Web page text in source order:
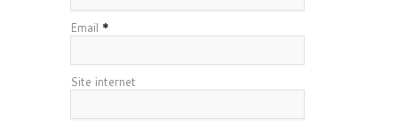
Email *
Site internet